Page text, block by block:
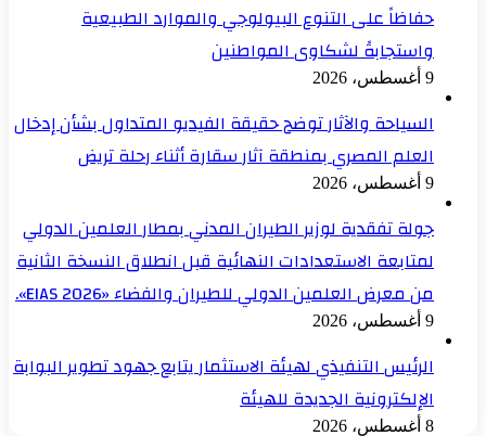
حفاظاً على التنوع البيولوجي والموارد الطبيعية
واستجابةً لشكاوى المواطنين
9 أغسطس، 2026
السياحة والآثار توضح حقيقة الفيديو المتداول بشأن إدخال
العلم المصري بمنطقة آثار سقارة أثناء رحلة تريض
9 أغسطس، 2026
جولة تفقدية لوزير الطيران المدني بمطار العلمين الدولي
لمتابعة الاستعدادات النهائية قبل انطلاق النسخة الثانية
من معرض العلمين الدولي للطيران والفضاء «EIAS 2026».
9 أغسطس، 2026
الرئيس التنفيذي لهيئة الاستثمار يتابع جهود تطوير البوابة
الإلكترونية الجديدة للهيئة
8 أغسطس، 2026